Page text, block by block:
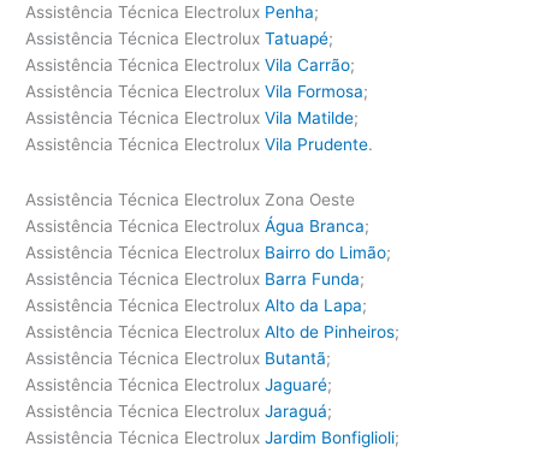
Assistência Técnica Electrolux Penha;
Assistência Técnica ElectroluxTatuapé;
Assistência Técnica ElectroluxVila Carrão;
Assistência Técnica ElectroluxVila Formosa;
Assistência Técnica ElectroluxVila Matilde;
Assistência Técnica ElectroluxVila Prudente.
Assistência Técnica Electrolux Zona Oeste
Assistência Técnica ElectroluxÁgua Branca;
Assistência Técnica Electrolux Bairro do Limão;
Assistência Técnica Electrolux Barra Funda;
Assistência Técnica ElectroluxAlto da Lapa;
Assistência Técnica ElectroluxAlto de Pinheiros;
Assistência Técnica Electrolux Butantã;
Assistência Técnica ElectroluxJaguaré;
Assistência Técnica ElectroluxJaraguá;
Assistência Técnica ElectroluxJardim Bonfiglioli;